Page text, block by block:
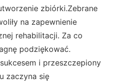
zbiórki.Zebrane
na zapewnienie
rehabilitacji. Za co
podziękować.
i przeszczepiony
zaczyna się